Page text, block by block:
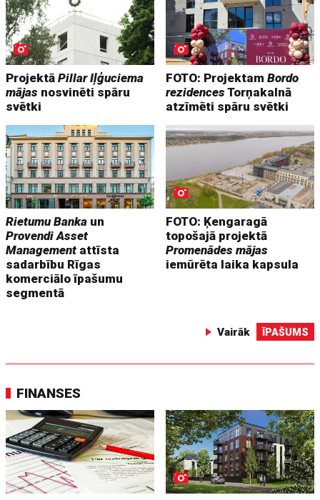
ProjektāPillar Iļģuciema
mājas nosvinēti spāru
svētki
FOTO: ProjektamBordo
rezidencesTorņakalnā
atzīmēti spāru svētki
Rietumu Banka un
Provendi Asset
Management attīsta
sadarbību Rīgas
komerciālo īpašumu
segmentā
FOTO: Ķengaragā
topošajā projektā
Promenādes mājas
iemūrēta laika kapsula
Vairāk ĪPAŠUMS
FINANSES